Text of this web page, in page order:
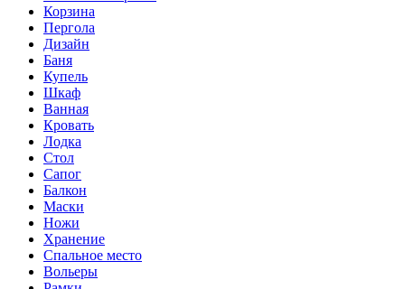
Корзина
Пергола
Дизайн
Баня
Купель
Шкаф
Ванная
Кровать
Лодка
Стол
Сапог
Балкон
Маски
Ножи
Хранение
Спальное место
Вольеры